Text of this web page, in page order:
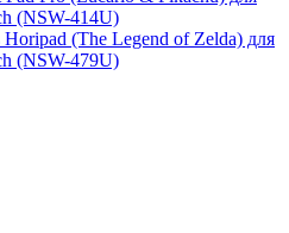
(NSW-414U)
(The Legend of Zelda) для
(NSW-479U)